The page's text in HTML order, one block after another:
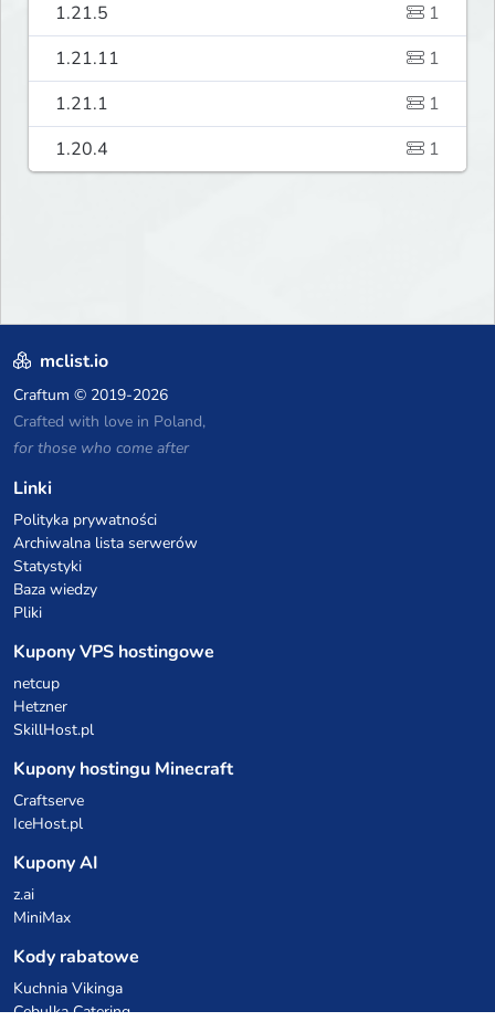
1.21.5
1
1.21.11
1
1.21.1
1
1.20.4
1
mclist.io
Craftum © 2019-2026
Crafted with love in Poland,
for those who come after
Linki
Polityka prywatności
Archiwalna lista serwerów
Statystyki
Baza wiedzy
Pliki
Kupony VPS hostingowe
netcup
Hetzner
SkillHost.pl
Kupony hostingu Minecraft
Craftserve
IceHost.pl
Kupony AI
z.ai
MiniMax
Kody rabatowe
Kuchnia Vikinga
Cebulka Catering